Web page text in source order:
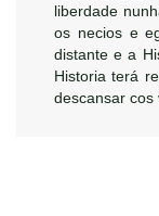
liberdade
os necios e
distante e a
Historia terá
descansar cos